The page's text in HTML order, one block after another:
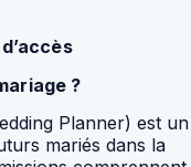
?
Planner) est un
mariés dans la